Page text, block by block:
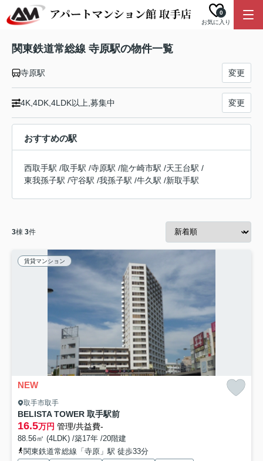
お気に入り
0
関東鉄道常総線 寺原駅の物件一覧
寺原駅 変更
4K,4DK,4LDK以上,募集中 変更
おすすめの駅
西取手駅 /取手駅 /寺原駅 /龍ケ崎市駅 /天王台駅 /
東我孫子駅 /守谷駅 /我孫子駅 /牛久駅 /新取手駅
3棟 3件
賃貸マンション
NEW
取手市取手
BELISTA TOWER 取手駅前
16.5万円 管理/共益費-
88.56㎡ (4LDK) /築17年 /20階建
関東鉄道常総線「寺原」駅 徒歩33分